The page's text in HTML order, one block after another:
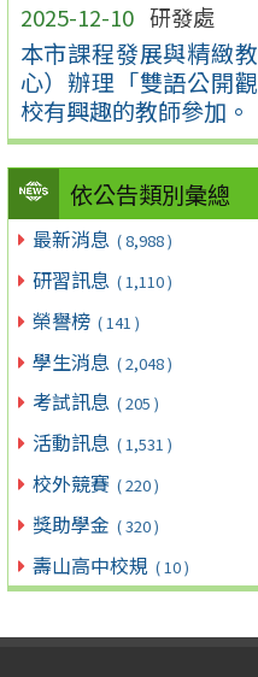
2025-12-10 研發處
本市課程發展與精緻
心）辦理「雙語公開
校有興趣的教師參加。
依公告類別彙總
最新消息 ( 8,988 )
研習訊息 ( 1,110 )
榮譽榜 ( 141 )
學生消息 ( 2,048 )
考試訊息 ( 205 )
活動訊息 ( 1,531 )
校外競賽 ( 220 )
獎助學金 ( 320 )
壽山高中校規 ( 10 )